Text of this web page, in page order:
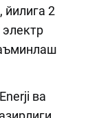
йилига 2
ва